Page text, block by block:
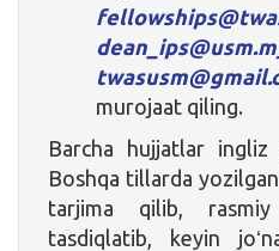
murojaat qiling.
Barcha hujjatlar
Boshqa tillarda
tarjima qilib,
tasdiqlatib, keyin